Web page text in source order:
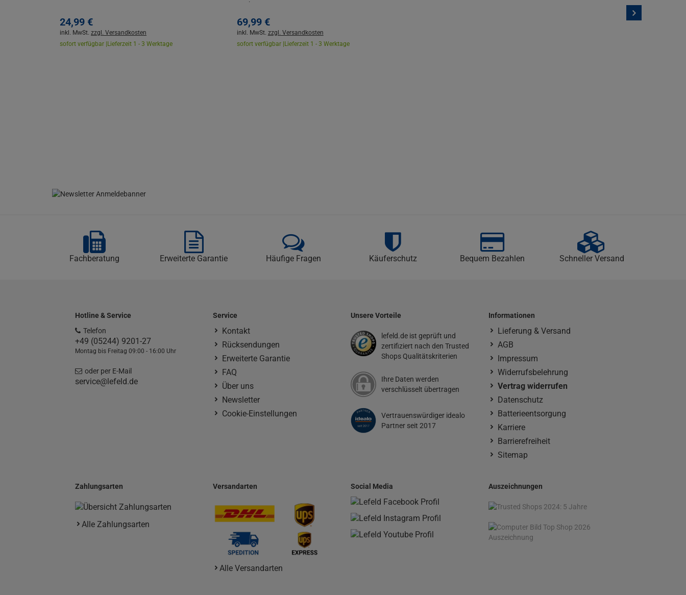
24,99 €
inkl. MwSt. zzgl. Versandkosten
sofort verfügbar | Lieferzeit 1 - 3 Werktage
m³/h
69,99 €
inkl. MwSt. zzgl. Versandkosten
sofort verfügbar | Lieferzeit 1 - 3 Werktage
Fachberatung Erweiterte Garantie Häufige Fragen Käuferschutz Bequem Bezahlen Schneller Versand
Hotline & Service
Telefon
+49 (05244) 9201-27
Montag bis Freitag 09:00 - 16:00 Uhr
oder per E-Mail
service@lefeld.de
Service
Kontakt
Rücksendungen
Erweiterte Garantie
FAQ
Über uns
Newsletter
Cookie-Einstellungen
Unsere Vorteile
lefeld.de ist geprüft und
zertifiziert nach den Trusted
Shops Qualitätskriterien
Ihre Daten werden
verschlüsselt übertragen
Vertrauenswürdiger idealo
Partner seit 2017
Informationen
Lieferung & Versand
AGB
Impressum
Widerrufsbelehrung
Vertrag widerrufen
Datenschutz
Batterieentsorgung
Karriere
Barrierefreiheit
Sitemap
Zahlungsarten
Alle Zahlungsarten
Versandarten
Alle Versandarten
Social Media Auszeichnungen